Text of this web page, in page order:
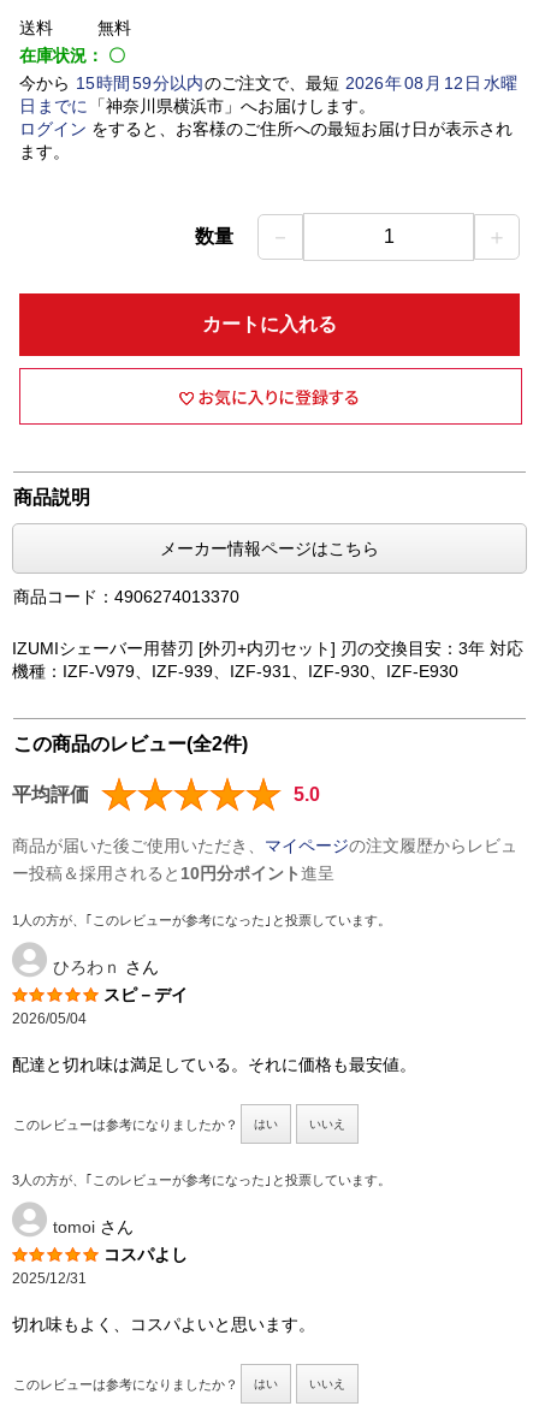
送料
無料
在庫状況： 〇
今から 15時間 59分以内のご注文で、最短 2026年08 月 12 日水曜
日 までに 「神奈川県横浜市」 へお届けします。
ログイン をすると、お客様のご住所への最短お届け日が表示され
ます。
数量 － 1 ＋
カートに入れる
商品説明
メーカー情報ページはこちら
商品コード：4906274013370
IZUMIシェーバー用替刃 [外刃+内刃セット] 刃の交換目安：3年 対応
機種：IZF-V979、IZF-939、IZF-931、IZF-930、IZF-E930
この商品のレビュー(全2件)
平均評価 5.0
商品が届いた後ご使用いただき、 マイページの注文履歴からレビュ
ー投稿＆採用されると 10円分ポイント進呈
1人の方が、｢このレビューが参考になった｣と投票しています。
ひろわｎ さん
スピ－デイ
2026/05/04
配達と切れ味は満足している。それに価格も最安値。
このレビューは参考になりましたか？ はい いいえ
3人の方が、｢このレビューが参考になった｣と投票しています。
tomoi さん
コスパよし
2025/12/31
切れ味もよく、コスパよいと思います。
このレビューは参考になりましたか？ はい いいえ